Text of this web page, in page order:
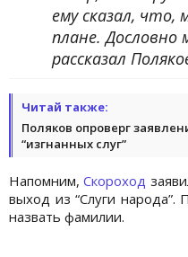
ему сказал, что,
плане. Дословно
рассказал
Читай также:
Поляков опроверг
“изгнанных слуг”
Напомним,Скороход
выход из “Слуги народа”.
назвать фамилии.